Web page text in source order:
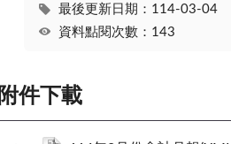
最後更新日期：114-03-04
資料點閱次數：143
附件下載